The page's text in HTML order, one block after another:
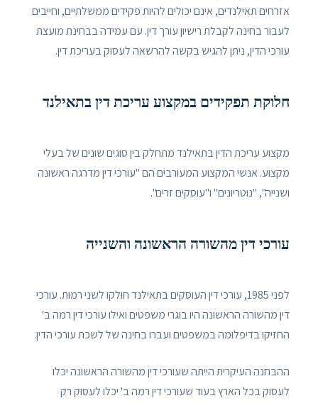
אזרחים תאילנדים, אינם יכולים להיות פקידים ממשלתיים, וחייבים
לעבור בחינה לקבלת רישיון עורך דין. עם עמידה בבחינת מועצת
עורכי הדין, ניתן להגיש בקשה להרשאה לעסוק בעריכת דין.
חלוקת תפקידים במקצוע עריכת דין בתאילנד
מקצוע עריכת הדין בתאילנד מתחלק בין סוגים שונים של בעלי
מקצוע. אנשי המקצוע המעורבים הם "עורכי דין מדרגה ראשונה
ושנייה", "נוטריונים" ו"עוסקים זרים".
עורכי דין מהשורה הראשונה והשנייה
לפני 1985, עורכי דין העוסקים בתאילנד חולקו לשני רמות. עורכי
דין מהשורה הראשונה היו בוגרי משפטים ואילו עורכי דין רמה ב'
החזיקו בדיפלומה במשפטים ועברו בחינה של לשכת עורכי הדין.
ההבחנה העיקרית הייתה שעורכי דין מהשורה הראשונה יכלו
לעסוק בכל הארץ בעוד שעורכי דין רמה ב' יכלו לעסוק רק